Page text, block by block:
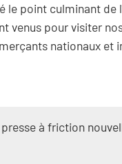
le point culminant de
venus pour visiter
nationaux et
à friction